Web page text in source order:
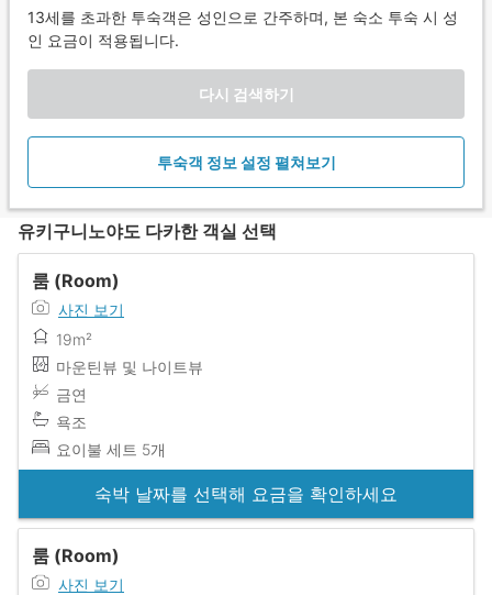
13세를 초과한 투숙객은 성인으로 간주하며, 본 숙소 투숙 시 성
인 요금이 적용됩니다.
다시 검색하기
투숙객 정보 설정 펼쳐보기
유키구니노야도 다카한 객실 선택
룸 (Room)
사진 보기
19m²
마운틴뷰 및 나이트뷰
금연
욕조
요이불 세트 5개
숙박 날짜를 선택해 요금을 확인하세요
룸 (Room)
사진 보기